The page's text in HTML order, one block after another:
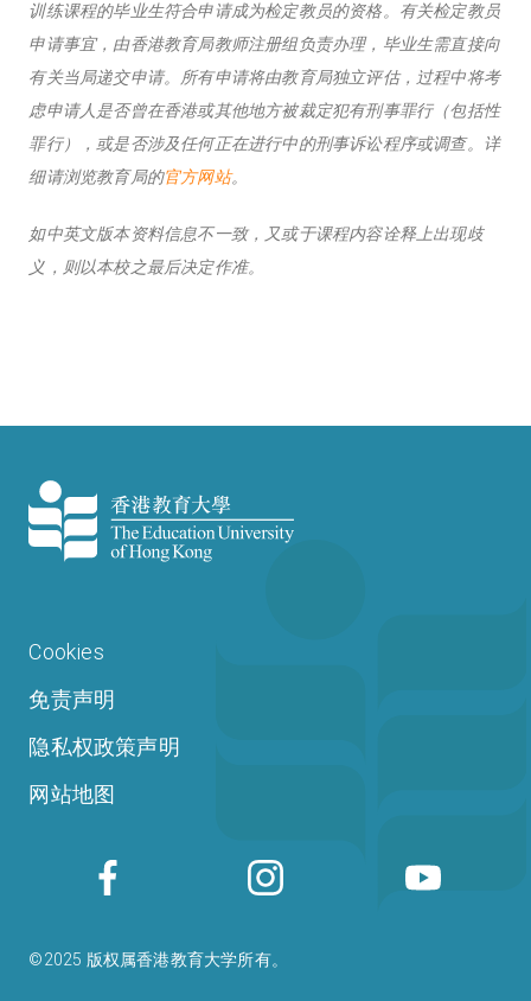
训练课程的毕业生符合申请成为检定教员的资格。有关检定教员
申请事宜，由香港教育局教师注册组负责办理，毕业生需直接向
有关当局递交申请。所有申请将由教育局独立评估，过程中将考
虑申请人是否曾在香港或其他地方被裁定犯有刑事罪行（包括性
罪行），或是否涉及任何正在进行中的刑事诉讼程序或调查。详
细请浏览教育局的官方网站。
如中英文版本资料信息不一致，又或于课程内容诠释上出现歧
义，则以本校之最后决定作准。
©2025 版权属香港教育大学所有。
Cookies
免责声明
隐私权政策声明
网站地图